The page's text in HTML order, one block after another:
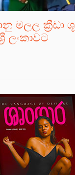
මලල ක්‍රීඩා
ලංකාවට